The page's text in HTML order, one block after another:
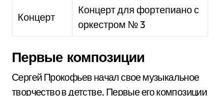
Концерт
Концерт для фортепиано с
оркестром № 3
Первые композиции
Сергей Прокофьев начал свое музыкальное
творчество в детстве. Первые его композиции